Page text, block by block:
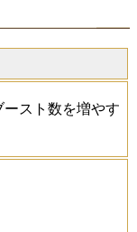
スト数を増やす